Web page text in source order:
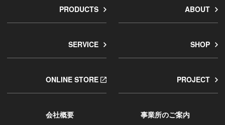
PRODUCTS ABOUT
SERVICE SHOP
ONLINE STORE PROJECT
会社概要 事業所のご案内